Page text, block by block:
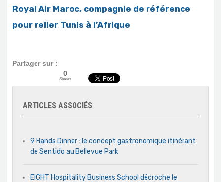
Royal Air Maroc, compagnie de référence
pour relier Tunis à l’Afrique
Partager sur :
0
Shares
ARTICLES ASSOCIÉS
9 Hands Dinner : le concept gastronomique itinérant
de Sentido au Bellevue Park
EIGHT Hospitality Business School décroche le